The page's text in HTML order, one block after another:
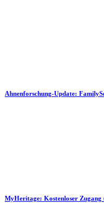
Ahnenforschung-Update:
MyHeritage: Kostenloser